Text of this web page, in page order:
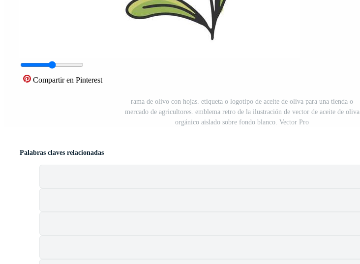
Compartir en Pinterest
rama de olivo con hojas. etiqueta o logotipo de aceite de oliva para una tienda o
mercado de agricultores. emblema retro de la ilustración de vector de aceite de oliva
orgánico aislado sobre fondo blanco. Vector Pro
Palabras claves relacionadas